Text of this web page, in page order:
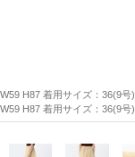
H87 着用サイズ：36(9号)
H87 着用サイズ：36(9号)